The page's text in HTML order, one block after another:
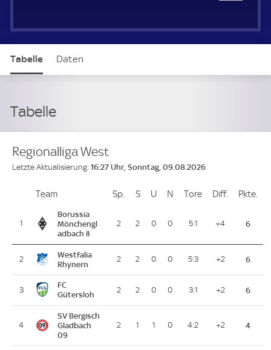
Tabelle Daten
Tabelle
Regionalliga West
Letzte Aktualisierung: 16:27 Uhr, Sonntag, 09.08.2026
PlatzTeam Sp. Spiele
SSiege
U Unentschieden
N Niederlagen
Tore ToreDiff. Differenz
Pkte.
1
Borussia
Mönchengl
adbach II
2 2 0 0 5:1 +4 6
2
Westfalia
Rhynern
2 2 0 0 5:3 +2 6
3
FC
Gütersloh
2 2 0 0 3:1 +2 6
4
SV Bergisch
Gladbach
09
2 1 1 0 4:2 +2 4